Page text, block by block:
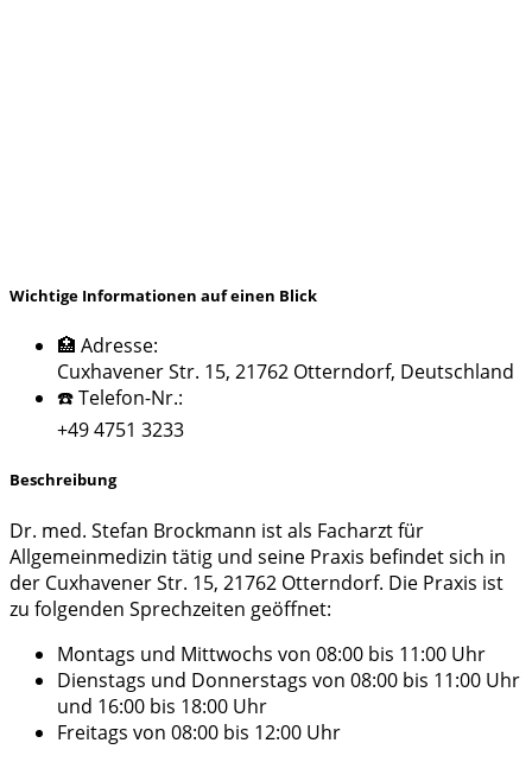
Wichtige Informationen auf einen Blick
🏥 Adresse:
Cuxhavener Str. 15, 21762 Otterndorf, Deutschland
☎️ Telefon-Nr.:
+49 4751 3233
Beschreibung
Dr. med. Stefan Brockmann ist als Facharzt für
Allgemeinmedizin tätig und seine Praxis befindet sich in
der Cuxhavener Str. 15, 21762 Otterndorf. Die Praxis ist
zu folgenden Sprechzeiten geöffnet:
Montags und Mittwochs von 08:00 bis 11:00 Uhr
Dienstags und Donnerstags von 08:00 bis 11:00 Uhr
und 16:00 bis 18:00 Uhr
Freitags von 08:00 bis 12:00 Uhr